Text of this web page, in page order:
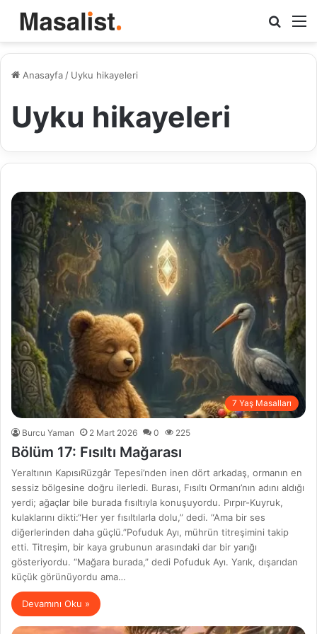
Arama
yap
Anasayfa / Uyku hikayeleri
Uyku hikayeleri
7 Yaş Masalları
Burcu Yaman 2 Mart 2026 0 225
Bölüm 17: Fısıltı Mağarası
Yeraltının KapısıRüzgâr Tepesi’nden inen dört arkadaş, ormanın en
sessiz bölgesine doğru ilerledi. Burası, Fısıltı Ormanı’nın adını aldığı
yerdi; ağaçlar bile burada fısıltıyla konuşuyordu. Pırpır-Kuyruk,
kulaklarını dikti:“Her yer fısıltılarla dolu,” dedi. “Ama bir ses
diğerlerinden daha güçlü.”Pofuduk Ayı, mührün titreşimini takip
etti. Titreşim, bir kaya grubunun arasındaki dar bir yarığı
gösteriyordu. “Mağara burada,” dedi Pofuduk Ayı. Yarık, dışarıdan
küçük görünüyordu ama…
Devamını Oku »